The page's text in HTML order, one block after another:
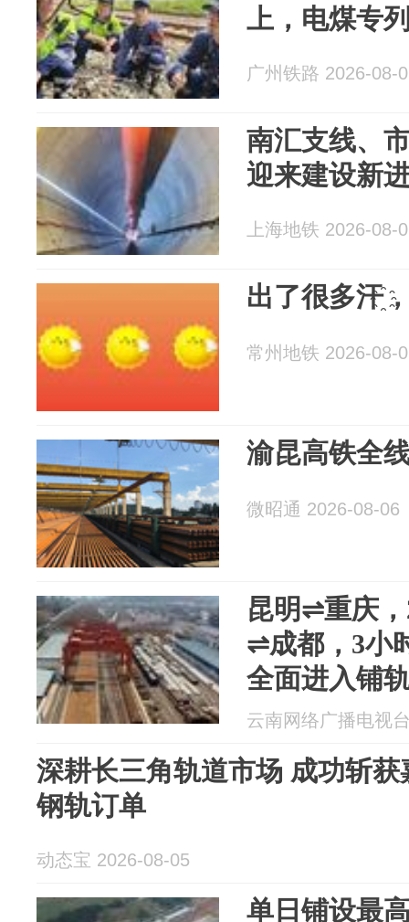
上，电煤专
广州铁路 2026-08-
南汇支线、
迎来建设新
上海地铁 2026-08-
出了很多汗҈
常州地铁 2026-08-
渝昆高铁全
微昭通 2026-08-06
昆明⇌重庆
⇌成都，3小
全面进入铺
云南网络广播电视
深耕长三角轨道市场 成功斩
钢轨订单
动态宝 2026-08-05
单日铺设最